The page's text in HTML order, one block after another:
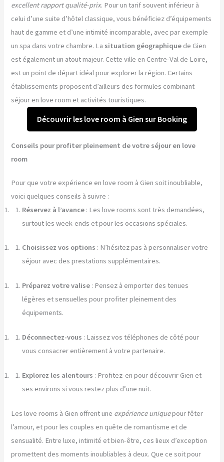
excellent rapport qualité-prix. Pour un tarif souvent inférieur à
celui d’une suite d’hôtel classique, vous bénéficiez d’équipements
haut de gamme et d’une intimité incomparable, avec par exemple
un spa dans votre chambre. La situation géographique de Gien
est également un atout majeur. Cette ville en Centre-Val de Loire,
est un point de départ idéal pour explorer la région. Certains
établissements proposent d’ailleurs des formules combinant
séjour en love room et activités touristiques.
Découvrir les love room à Gien sur Booking
Conseils pour profiter pleinement de votre séjour en love
room
Pour que votre expérience en love room à Gien soit inoubliable,
voici quelques conseils à suivre :
Réservez à l’avance : Les love rooms sont très demandées,
surtout les week-ends et pour les occasions spéciales.
Choisissez vos options : N’hésitez pas à personnaliser votre
séjour avec des prestations supplémentaires.
Préparez votre valise : Pensez à emporter des tenues
légères et sensuelles pour profiter pleinement des
équipements.
Déconnectez-vous : Laissez vos téléphones de côté pour
vous consacrer entièrement à votre partenaire.
Explorez les alentours : Profitez-en pour découvrir Gien et
ses environs si vous restez plus d’une nuit.
Les love rooms à Gien offrent une expérience uniquepour fêter
l’amour, et pour les couples en quête de romantisme et de
sensualité. Entre luxe, intimité et bien-être, ces lieux d’exception
promettent des moments inoubliables à deux. Que ce soit pour